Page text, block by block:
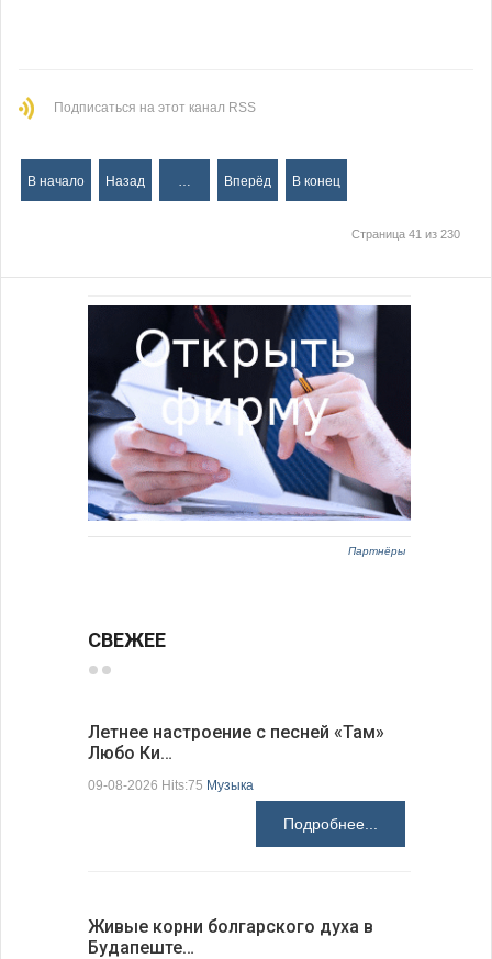
Подписаться на этот канал RSS
В начало Назад Вперёд В конец
Страница 41 из 230
Партнёры
СВЕЖЕЕ
Летнее настроение с песней «Там»
Любо Ки…
09-08-2026 Hits:75 Музыка
Подробнее...
Живые корни болгарского духа в
Будапеште…